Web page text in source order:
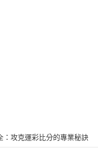
：攻克運彩比分的專業秘訣